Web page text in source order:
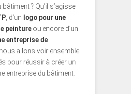
? Qu’il s’agisse
, d’un logo pour une
peinture ou encore d’un
entreprise de
, nous allons voir ensemble
pour réussir à créer un
entreprise du bâtiment.